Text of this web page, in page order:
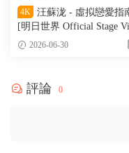
4K
汪蘇泷 - 虛拟戀愛指
[明日世界 Official Stage
o]（MKV-527M）
2026-06-30
評論 0